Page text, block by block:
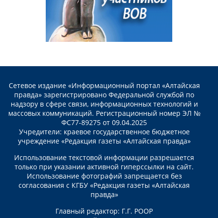
Сетевое издание «Информационный портал «Алтайская
правда» зарегистрировано Федеральной службой по
надзору в сфере связи, информационных технологий и
массовых коммуникаций. Регистрационный номер ЭЛ №
ФС77-89275 от 09.04.2025
Учредители: краевое государственное бюджетное
учреждение «Редакция газеты «Алтайская правда»
Использование текстовой информации разрешается
только при указании активной гиперссылки на сайт.
Использование фотографий запрещается без
согласования с КГБУ «Редакция газеты «Алтайская
правда»
Главный редактор: Г.Г. РООР